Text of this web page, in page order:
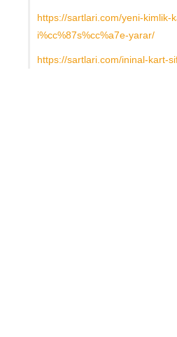
https://sartlari.com/yeni-kimlik-
i%cc%87s%cc%a7e-yarar/
https://sartlari.com/ininal-kart-